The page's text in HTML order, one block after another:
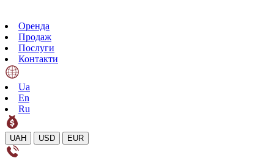
Оренда
Продаж
Послуги
Контакти
Ua
En
Ru
UAH USD EUR